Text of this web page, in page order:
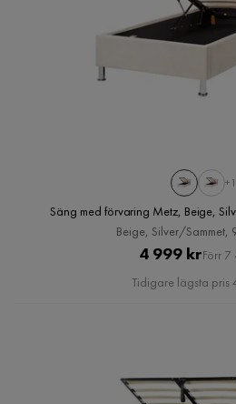
+1
Säng med förvaring Metz, Beige,
Beige, Silver/Sammet,
Pris
4 999 kr
Pris
Förr
Tidigare lägsta pris